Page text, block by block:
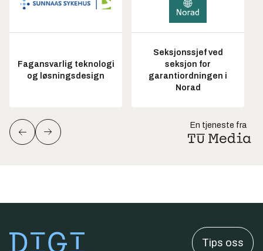
Fagansvarlig teknologi
og løsningsdesign
Seksjonssjef ved
seksjon for
garantiordningen i
Norad
En tjeneste fra
Tips oss